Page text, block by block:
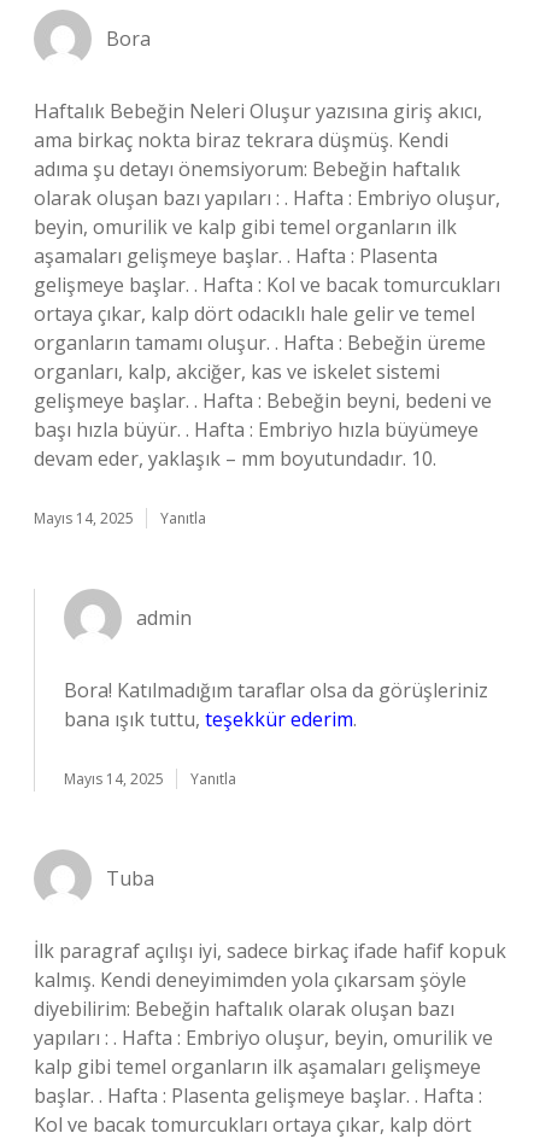
Bora
Haftalık Bebeğin Neleri Oluşur yazısına giriş akıcı,
ama birkaç nokta biraz tekrara düşmüş. Kendi
adıma şu detayı önemsiyorum: Bebeğin haftalık
olarak oluşan bazı yapıları : . Hafta : Embriyo oluşur,
beyin, omurilik ve kalp gibi temel organların ilk
aşamaları gelişmeye başlar. . Hafta : Plasenta
gelişmeye başlar. . Hafta : Kol ve bacak tomurcukları
ortaya çıkar, kalp dört odacıklı hale gelir ve temel
organların tamamı oluşur. . Hafta : Bebeğin üreme
organları, kalp, akciğer, kas ve iskelet sistemi
gelişmeye başlar. . Hafta : Bebeğin beyni, bedeni ve
başı hızla büyür. . Hafta : Embriyo hızla büyümeye
devam eder, yaklaşık – mm boyutundadır. 10.
Mayıs 14, 2025 Yanıtla
admin
Bora! Katılmadığım taraflar olsa da görüşleriniz
bana ışık tuttu, teşekkür ederim.
Mayıs 14, 2025 Yanıtla
Tuba
İlk paragraf açılışı iyi, sadece birkaç ifade hafif kopuk
kalmış. Kendi deneyimimden yola çıkarsam şöyle
diyebilirim: Bebeğin haftalık olarak oluşan bazı
yapıları : . Hafta : Embriyo oluşur, beyin, omurilik ve
kalp gibi temel organların ilk aşamaları gelişmeye
başlar. . Hafta : Plasenta gelişmeye başlar. . Hafta :
Kol ve bacak tomurcukları ortaya çıkar, kalp dört